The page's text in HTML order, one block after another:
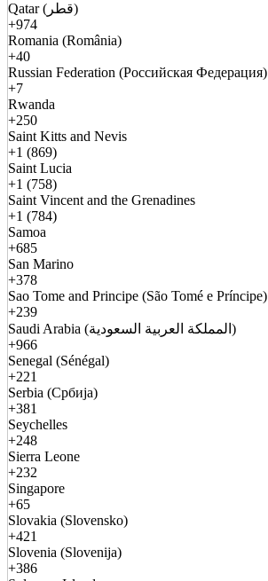
Qatar (قطر)
+974
Romania (România)
+40
Russian Federation (Российская Федерация)
+7
Rwanda
+250
Saint Kitts and Nevis
+1 (869)
Saint Lucia
+1 (758)
Saint Vincent and the Grenadines
+1 (784)
Samoa
+685
San Marino
+378
Sao Tome and Principe (São Tomé e Príncipe)
+239
Saudi Arabia (المملكة العربية السعودية)
+966
Senegal (Sénégal)
+221
Serbia (Србија)
+381
Seychelles
+248
Sierra Leone
+232
Singapore
+65
Slovakia (Slovensko)
+421
Slovenia (Slovenija)
+386